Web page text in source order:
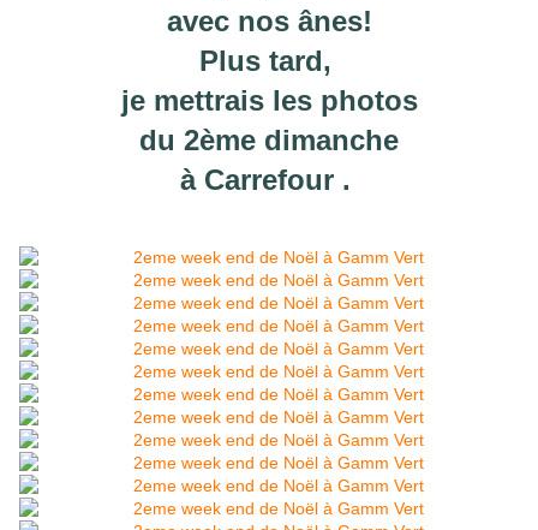
avec nos ânes!
Plus tard,
je mettrais les photos
du 2ème dimanche
à Carrefour .